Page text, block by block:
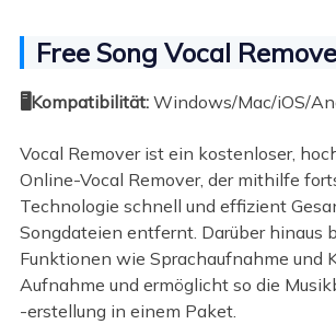
Free Song Vocal
🖥️Kompatibilität:Windows/Mac/iOS/
Vocal Remover ist ein kostenloser,
Online-Vocal Remover, der mithilfe
Technologie schnell und effizient
Songdateien entfernt. Darüber hinaus
Funktionen wie Sprachaufnahme und
Aufnahme und ermöglicht so die
-erstellung in einem Paket.